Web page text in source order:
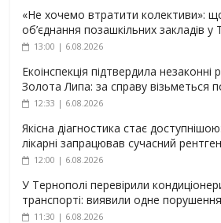
«Не хочемо втратити колективи»:
об’єднання позашкільних закладів у
13:00 | 6.08.2026
Екоінспекція підтвердила незаконні
Золота Липа: за справу візьметься
12:33 | 6.08.2026
Якісна діагностика стає
лікарні запрацював сучасний
12:00 | 6.08.2026
У Тернополі перевірили
транспорті: виявили одне порушення
11:30 | 6.08.2026